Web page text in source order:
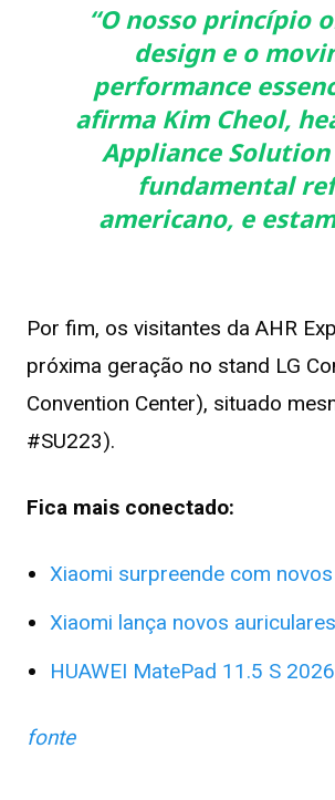
“O nosso princípio
design e o
performance
afirma Kim Cheol,
Appliance Solution
fundamental
americano, e
Por fim, os visitantes da AHR
próxima geração no stand LG
Convention Center), situado
#SU223).
Fica mais conectado:
Xiaomi surpreende com
Xiaomi lança novos
HUAWEI MatePad 11.5 S
fonte